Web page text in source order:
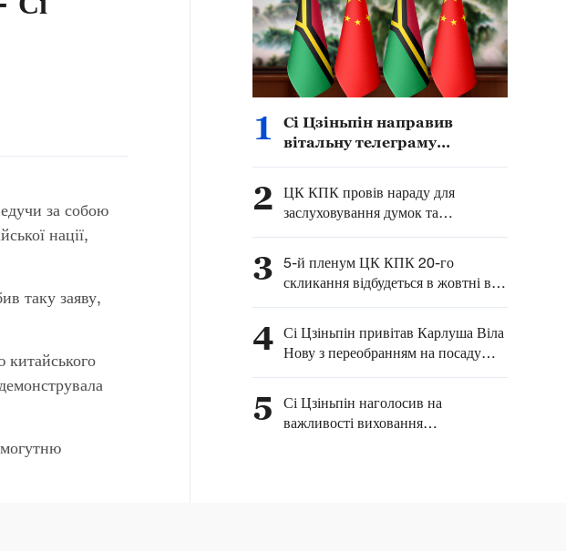
за собою
нації,
таку заяву,
китайського
1
Сі Цзіньпін направив
вітальну телеграму
нагоди Дня Незалежності
країни
2 ЦК КПК провів нараду для
заслуховування думок та
пропозицій щодо економічної
3 5-й пленум ЦК КПК 20-го
скликання відбудеться в жовтні в
Пекіні
4 Сі Цзіньпін привітав Карлуша Віла
Нову з переобранням на посаду
президента Сан-Томе і Принсіпі
5
Сі Цзіньпін наголосив на
важливості виховання